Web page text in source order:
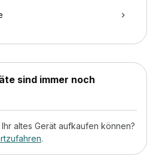
sind immer noch
altes Gerät aufkaufen können?
.